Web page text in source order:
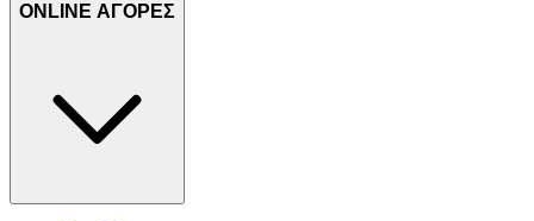
ONLINE ΑΓΟΡΕΣ